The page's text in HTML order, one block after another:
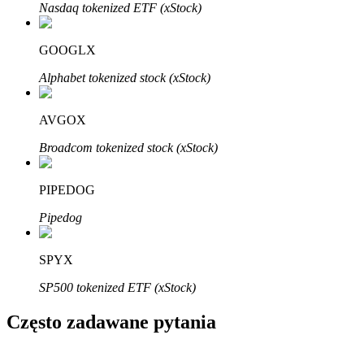
Bitruści Partnerzy
Afiliaci Bitrue
Aż do 65% prowizji!
Nasdaq tokenized ETF (xStock)
GOOGLX
Alphabet tokenized stock (xStock)
AVGOX
Broadcom tokenized stock (xStock)
PIPEDOG
Pipedog
SPYX
SP500 tokenized ETF (xStock)
Często zadawane pytania